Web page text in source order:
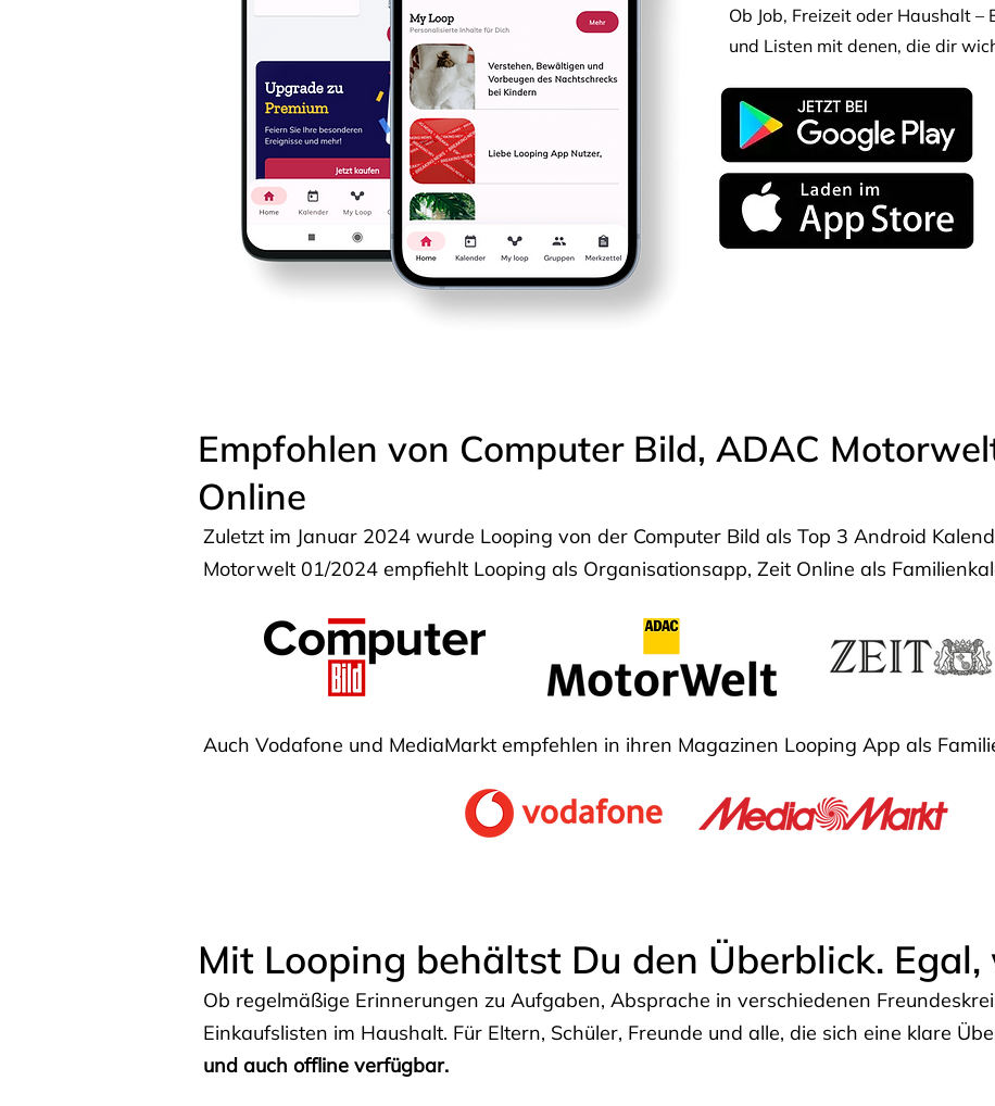
Ob Job, Freizeit oder Haushalt –
und Listen mit denen, die dir
Empfohlen von Computer Bild, ADAC
Online
Zuletzt im Januar 2024 wurde Looping von der Computer Bild als Top 3 Android
Motorwelt 01/2024 empfiehlt Looping als Organisationsapp, Zeit Online als
Auch Vodafone und MediaMarkt empfehlen in ihren Magazinen Looping App als
Mit Looping behältst Du den Überblick.
Ob regelmäßige Erinnerungen zu Aufgaben, Absprache in verschiedenen
Einkaufslisten im Haushalt. Für Eltern, Schüler, Freunde und alle, die sich eine klare
und auch offline verfügbar.